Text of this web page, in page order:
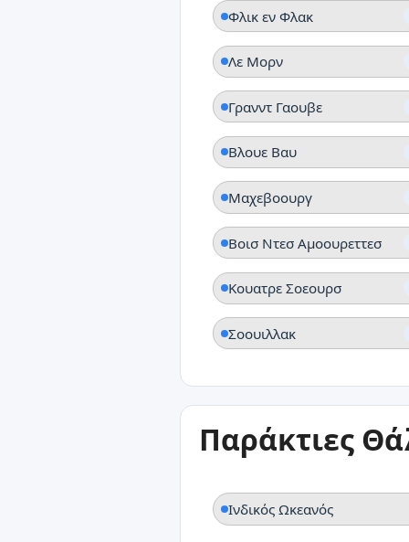
Φλικ εν Φλακ
Λε Μορν
Γρανντ Γαουβε
Βλουε Βαυ
Μαχεβοουργ
Βοισ Ντεσ Αμοουρεττεσ
Κουατρε Σοεουρσ
Σοουιλλακ
Παράκτιες
Ινδικός Ωκεανός